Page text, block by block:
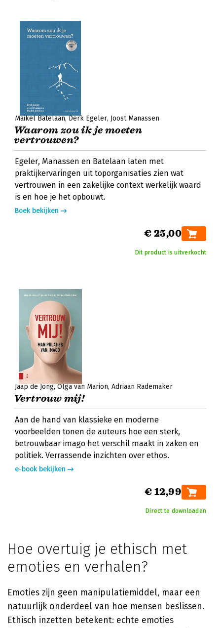
Maikel Batelaan Derk Egeler Joost Manassen
Waarom zou ik je moeten
vertrouwen?
Egeler, Manassen en Batelaan laten met
praktijkervaringen uit toporganisaties zien wat
vertrouwen in een zakelijke context werkelijk waard
is en hoe je het opbouwt.
Boek bekijken
€ 25,00
Dit product is uitverkocht
Jaap de Jong Olga van Marion Adriaan Rademaker
Vertrouw mij!
Aan de hand van klassieke en moderne
voorbeelden tonen de auteurs hoe een sterk,
betrouwbaar imago het verschil maakt in zaken en
politiek. Verrassende inzichten over ethos.
e-book bekijken
€ 12,99
Direct te downloaden
Hoe overtuig je ethisch met
emoties en verhalen?
Emoties zijn geen manipulatiemiddel, maar een
natuurlijk onderdeel van hoe mensen beslissen.
Ethisch inzetten betekent: echte emoties